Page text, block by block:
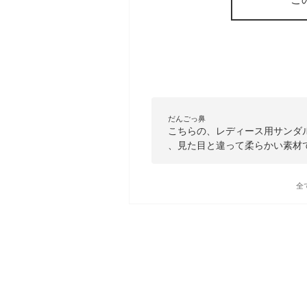
だんごっ鼻
こちらの、レディース用サン
、見た目と違って柔らかい素
全